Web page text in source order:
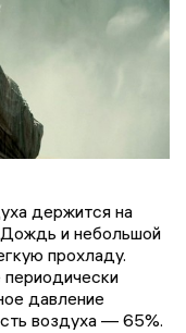
держится на
и небольшой
прохладу.
периодически
давление
воздуха — 65%.